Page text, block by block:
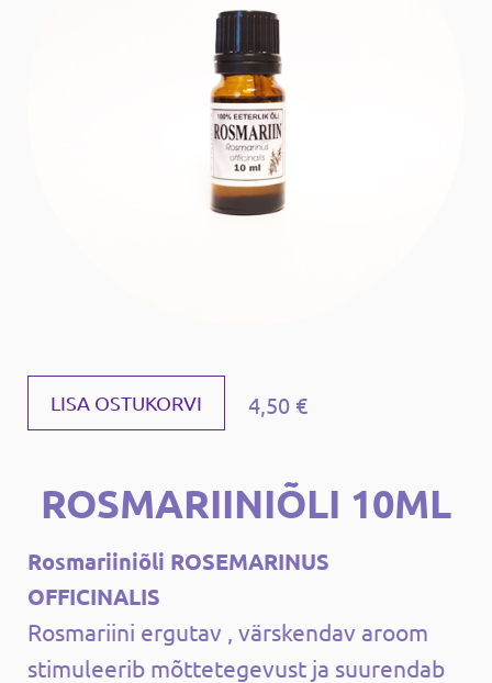
LISA OSTUKORVI 4,50 €
ROSMARIINIÕLI 10ML
Rosmariiniõli ROSEMARINUS
OFFICINALIS
Rosmariini ergutav , värskendav aroom
stimuleerib mõttetegevust ja suurendab